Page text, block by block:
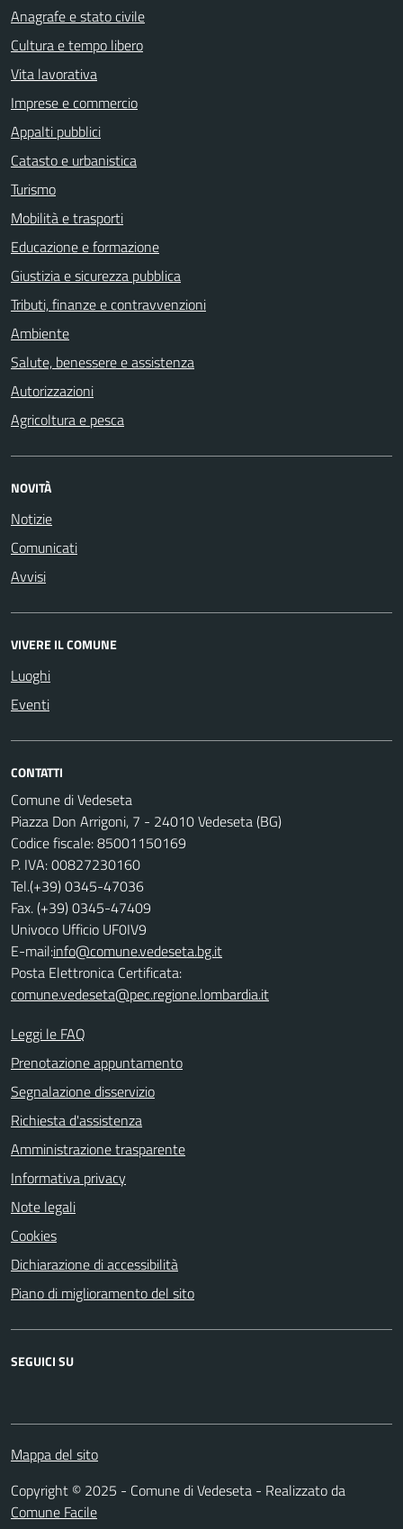
Anagrafe e stato civile
Cultura e tempo libero
Vita lavorativa
Imprese e commercio
Appalti pubblici
Catasto e urbanistica
Turismo
Mobilità e trasporti
Educazione e formazione
Giustizia e sicurezza pubblica
Tributi, finanze e contravvenzioni
Ambiente
Salute, benessere e assistenza
Autorizzazioni
Agricoltura e pesca
NOVITÀ
Notizie
Comunicati
Avvisi
VIVERE IL COMUNE
Luoghi
Eventi
CONTATTI
Comune di Vedeseta
Piazza Don Arrigoni, 7 - 24010 Vedeseta (BG)
Codice fiscale: 85001150169
P. IVA: 00827230160
Tel.(+39) 0345-47036
Fax. (+39) 0345-47409
Univoco Ufficio UF0IV9
E-mail:info@comune.vedeseta.bg.it
Posta Elettronica Certificata:
comune.vedeseta@pec.regione.lombardia.it
Leggi le FAQ
Prenotazione appuntamento
Segnalazione disservizio
Richiesta d'assistenza
Amministrazione trasparente
Informativa privacy
Note legali
Cookies
Dichiarazione di accessibilità
Piano di miglioramento del sito
SEGUICI SU
Mappa del sito
Copyright © 2025 - Comune di Vedeseta - Realizzato da
Comune Facile